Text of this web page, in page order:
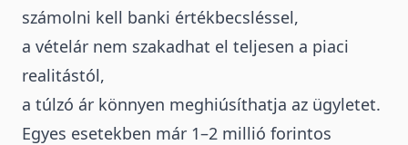
számolni kell banki értékbecsléssel,
a vételár nem szakadhat el teljesen a piaci
realitástól,
a túlzó ár könnyen meghiúsíthatja az ügyletet.
Egyes esetekben már 1–2 millió forintos